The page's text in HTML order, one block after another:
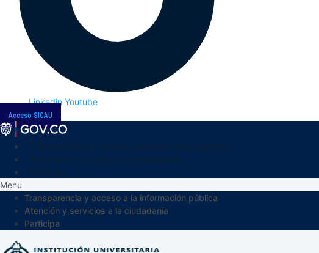
Linkedin Youtube
Acceso SICAU
Menu
Transparencia y acceso a la información pública
Atención y servicios a la ciudadanía
Participa